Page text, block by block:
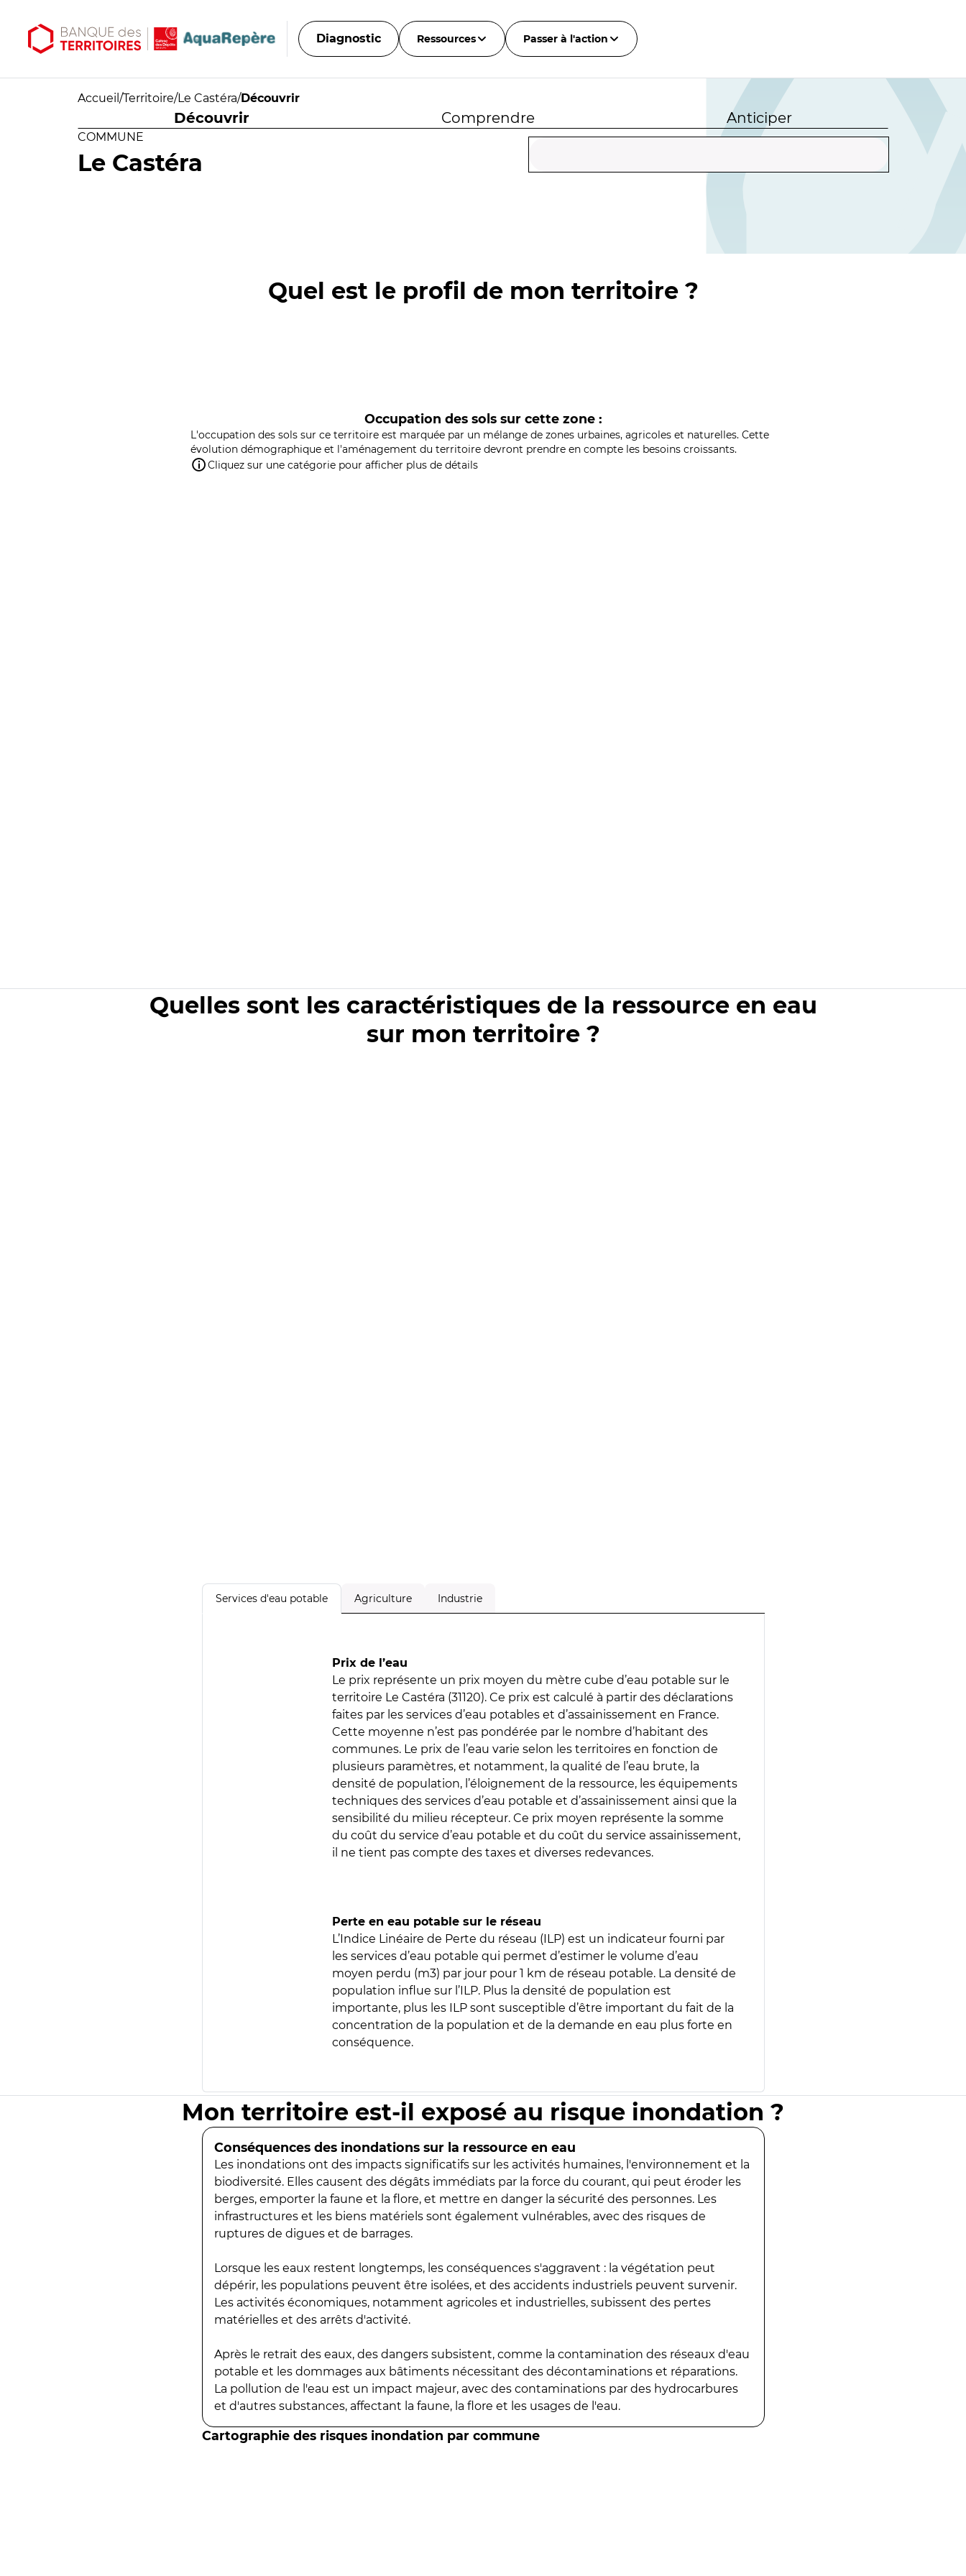
Diagnostic Ressources Passer à l'action
Accueil /Territoire/Le Castéra/Découvrir
Découvrir Comprendre Anticiper
COMMUNE
Le Castéra
Quel est le profil de mon territoire ?
Occupation des sols sur cette zone :
L'occupation des sols sur ce territoire est marquée par un mélange de zones urbaines, agricoles et naturelles. Cette
évolution démographique et l'aménagement du territoire devront prendre en compte les besoins croissants.
Cliquez sur une catégorie pour afficher plus de détails
Quelles sont les caractéristiques de la ressource en eau
sur mon territoire ?
Services d'eau potable Agriculture Industrie
Prix de l’eau
Le prix représente un prix moyen du mètre cube d’eau potable sur le
territoire Le Castéra (31120). Ce prix est calculé à partir des déclarations
faites par les services d’eau potables et d’assainissement en France.
Cette moyenne n’est pas pondérée par le nombre d’habitant des
communes. Le prix de l’eau varie selon les territoires en fonction de
plusieurs paramètres, et notamment, la qualité de l’eau brute, la
densité de population, l’éloignement de la ressource, les équipements
techniques des services d’eau potable et d’assainissement ainsi que la
sensibilité du milieu récepteur. Ce prix moyen représente la somme
du coût du service d’eau potable et du coût du service assainissement,
il ne tient pas compte des taxes et diverses redevances.
Perte en eau potable sur le réseau
L’Indice Linéaire de Perte du réseau (ILP) est un indicateur fourni par
les services d’eau potable qui permet d’estimer le volume d’eau
moyen perdu (m3) par jour pour 1 km de réseau potable. La densité de
population influe sur l’ILP. Plus la densité de population est
importante, plus les ILP sont susceptible d’être important du fait de la
concentration de la population et de la demande en eau plus forte en
conséquence.
Mon territoire est-il exposé au risque inondation ?
Conséquences des inondations sur la ressource en eau
Les inondations ont des impacts significatifs sur les activités humaines, l'environnement et la
biodiversité. Elles causent des dégâts immédiats par la force du courant, qui peut éroder les
berges, emporter la faune et la flore, et mettre en danger la sécurité des personnes. Les
infrastructures et les biens matériels sont également vulnérables, avec des risques de
ruptures de digues et de barrages.
Lorsque les eaux restent longtemps, les conséquences s'aggravent : la végétation peut
dépérir, les populations peuvent être isolées, et des accidents industriels peuvent survenir.
Les activités économiques, notamment agricoles et industrielles, subissent des pertes
matérielles et des arrêts d'activité.
Après le retrait des eaux, des dangers subsistent, comme la contamination des réseaux d'eau
potable et les dommages aux bâtiments nécessitant des décontaminations et réparations.
La pollution de l'eau est un impact majeur, avec des contaminations par des hydrocarbures
et d'autres substances, affectant la faune, la flore et les usages de l'eau.
Cartographie des risques inondation par commune